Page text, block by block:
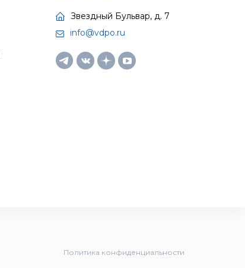
Звездный Бульвар, д. 7
info@vdpo.ru
Политика конфиденциальности